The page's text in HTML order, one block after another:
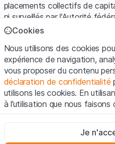
placements collectifs de
ni surveillés par l'Autorité
marchés financiers (FINMA)
protection spécifique des
Conditions d'utilisation et
En utilisant le Site Web de
"Site Web"), vous confirmez
vous acceptez les
vous n'acceptez pas les
vous abstenir d'utiliser ce Site
Cookies
Nous utilisons des cookies
expérience de navigation,
vous proposer du contenu
déclaration de confidentialité
utilisons les cookies. En
à l’utilisation que nous faisons
Ces cookies sont nécessaires
Je